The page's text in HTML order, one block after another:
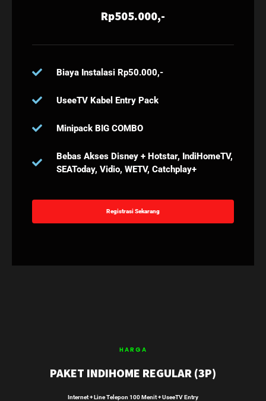
Rp505.000,-
Biaya Instalasi Rp50.000,-
UseeTV Kabel Entry Pack
Minipack BIG COMBO
Bebas Akses Disney + Hotstar, IndiHomeTV,
SEAToday, Vidio, WETV, Catchplay+
Registrasi Sekarang
HARGA
PAKET INDIHOME REGULAR (3P)
Internet + Line Telepon 100 Menit + UseeTV Entry